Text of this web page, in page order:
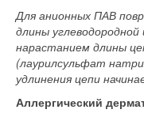
Для анионных ПАВ
длины
нарастанием длины
(лаурилсульфат
удлинения цепи
Аллергический